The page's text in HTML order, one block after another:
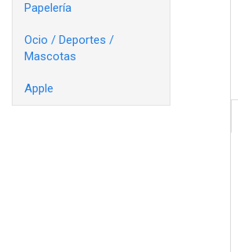
Papelería
Ocio / Deportes /
Mascotas
Apple